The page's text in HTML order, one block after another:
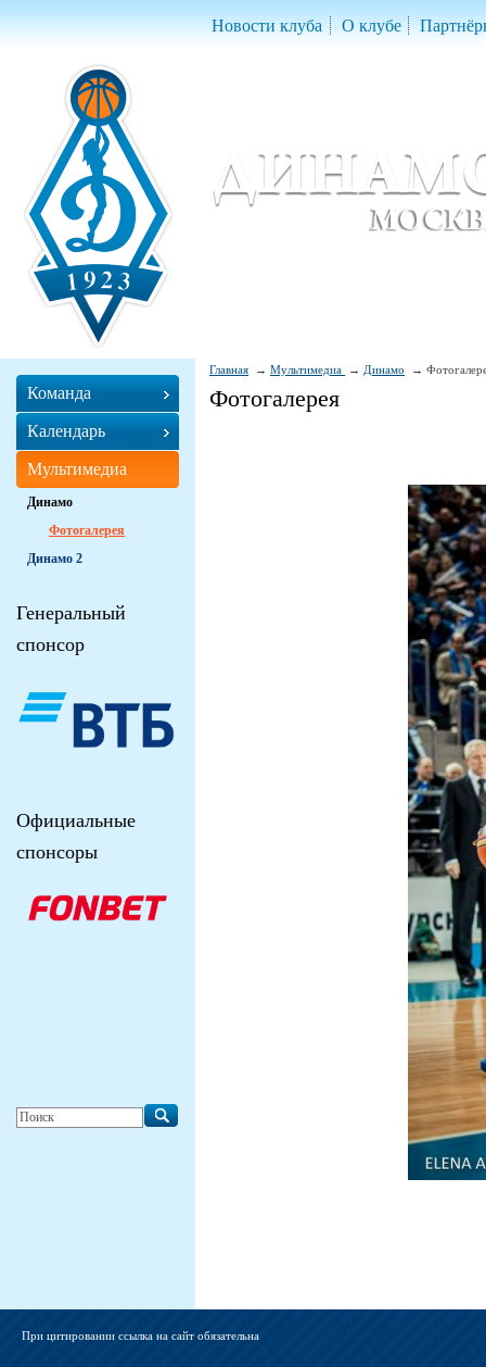
Новости клуба О клубе
Главная Мультимедиа Динамо
Фотогалерея
Команда
Календарь
Мультимедиа
Динамо
Фотогалерея
Динамо 2
Генеральный
спонсор
Официальные
спонсоры
При цитировании ссылка на сайт обязательна